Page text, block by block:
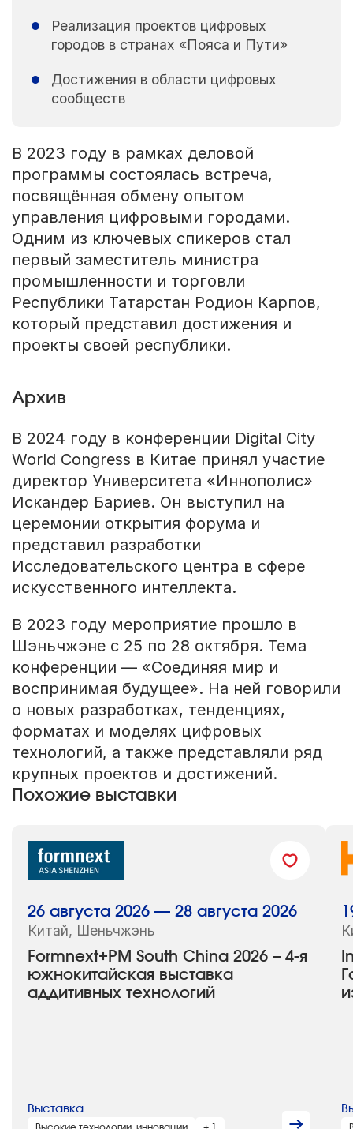
Реализация проектов цифровых
городов в странах «Пояса и Пути»
Достижения в области цифровых
сообществ
В 2023 году в рамках деловой
программы состоялась встреча,
посвящённая обмену опытом
управления цифровыми городами.
Одним из ключевых спикеров стал
первый заместитель министра
промышленности и торговли
Республики Татарстан Родион Карпов,
который представил достижения и
проекты своей республики.
Архив
В 2024 году в конференции Digital City
World Congress в Китае принял участие
директор Университета «Иннополис»
Искандер Бариев. Он выступил на
церемонии открытия форума и
представил разработки
Исследовательского центра в сфере
искусственного интеллекта.
В 2023 году мероприятие прошло в
Шэньчжэне с 25 по 28 октября. Тема
конференции — «Соединяя мир и
воспринимая будущее». На ней говорили
о новых разработках, тенденциях,
форматах и моделях цифровых
технологий, а также представляли ряд
крупных проектов и достижений.
Похожие выставки
Formnext+PM South China 2026 – 4-я
южнокитайская выставка
аддитивных технологий
26 августа 2026 — 28 августа 2026
Китай, Шеньчжэнь
Выставка